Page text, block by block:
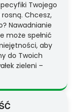
Twojego
Chcesz,
Nawadnianie
może spełnić
aby
do Twoich
zieleni –